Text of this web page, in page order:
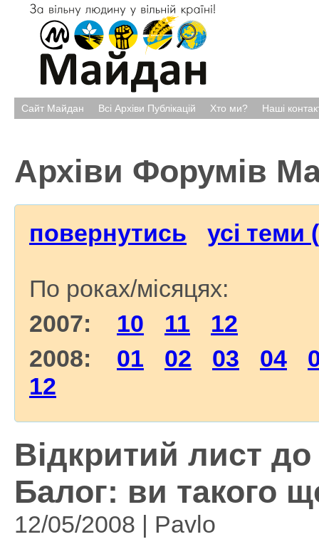
Сайт Майдан Всі Архіви Публікацій Хто ми? Наші
Архіви Форумів
повернутись усі теми
По роках/місяцях:
2007: 10 11
12
2008: 01 02 03 04
12
Відкритий лист до
Балог: ви такого
12/05/2008 | Pavlo